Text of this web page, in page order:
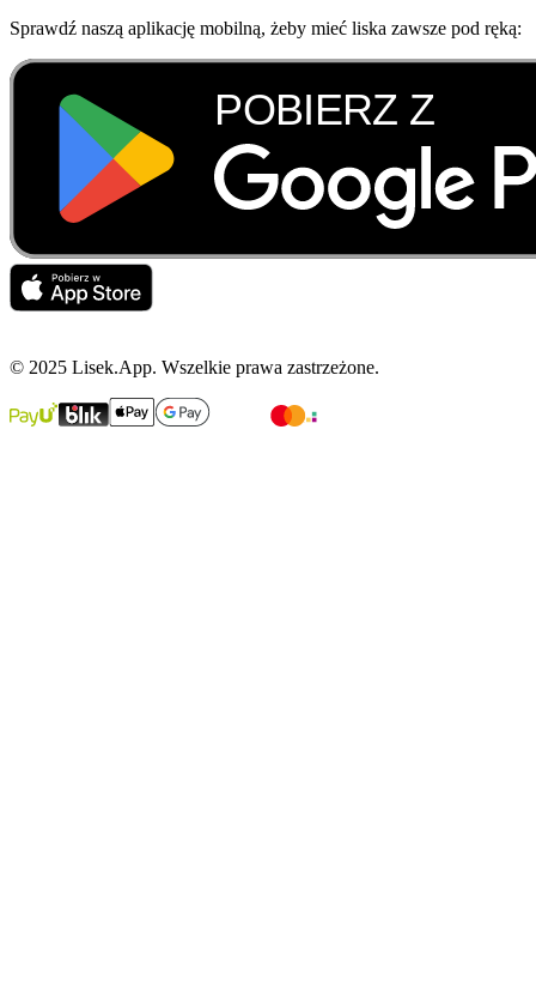
Sprawdź naszą aplikację mobilną, żeby mieć liska zawsze pod ręką:
© 2025 Lisek.App. Wszelkie prawa zastrzeżone.